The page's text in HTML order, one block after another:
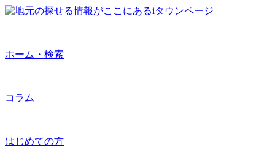
ホーム・検索
コラム
はじめての方